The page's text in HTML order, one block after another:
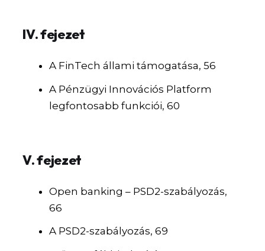
IV. fejezet
A FinTech állami támogatása, 56
A Pénzügyi Innovációs Platform
legfontosabb funkciói, 60
V. fejezet
Open banking – PSD2-szabályozás,
66
A PSD2-szabályozás, 69